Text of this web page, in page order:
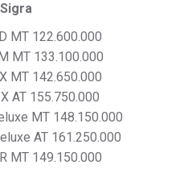
Sigra
MT 122.600.000
MT 133.100.000
MT 142.650.000
AT 155.750.000
MT 148.150.000
AT 161.250.000
MT 149.150.000